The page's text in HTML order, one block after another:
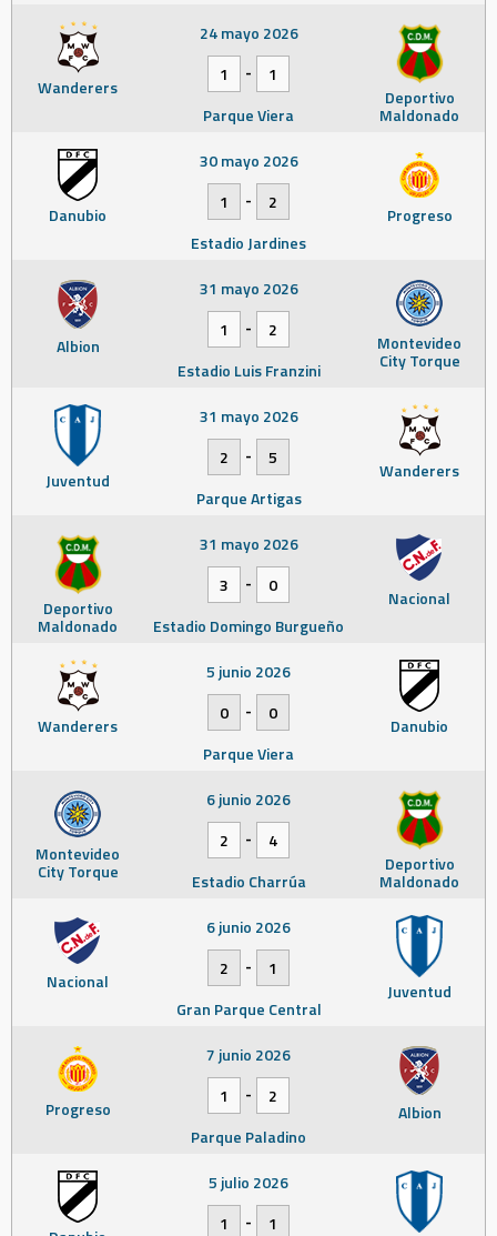
Wanderers Deportivo
Maldonado
24 mayo 2026
1
-
1
Parque Viera
Danubio Progreso
30 mayo 2026
1
-
2
Estadio Jardines
Albion Montevideo
City Torque
31 mayo 2026
1
-
2
Estadio Luis Franzini
Juventud Wanderers
31 mayo 2026
2
-
5
Parque Artigas
Deportivo
Maldonado
Nacional
31 mayo 2026
3
-
0
Estadio Domingo Burgueño
Wanderers Danubio
5 junio 2026
0
-
0
Parque Viera
Montevideo
City Torque Deportivo
Maldonado
6 junio 2026
2
-
4
Estadio Charrúa
Nacional Juventud
6 junio 2026
2
-
1
Gran Parque Central
Progreso Albion
7 junio 2026
1
-
2
Parque Paladino
5 julio 2026
1
-
1